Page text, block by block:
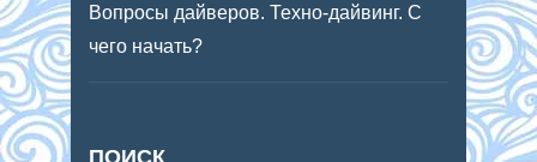
Вопросы дайверов. Техно-дайвинг. С
чего начать?
ПОИСК